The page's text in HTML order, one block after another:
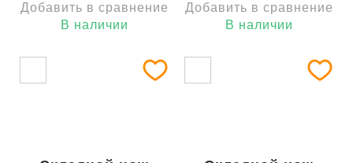
Добавить в сравнение
В наличии
Добавить в сравнение
В наличии